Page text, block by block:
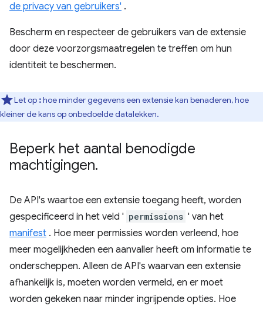
de privacy van gebruikers' .
Bescherm en respecteer de gebruikers van de extensie
door deze voorzorgsmaatregelen te treffen om hun
identiteit te beschermen.
Let op :hoe minder gegevens een extensie kan benaderen, hoe
kleiner de kans op onbedoelde datalekken.
Beperk het aantal benodigde
machtigingen.
De API's waartoe een extensie toegang heeft, worden
gespecificeerd in het veld ' permissions ' van het
manifest . Hoe meer permissies worden verleend, hoe
meer mogelijkheden een aanvaller heeft om informatie te
onderscheppen. Alleen de API's waarvan een extensie
afhankelijk is, moeten worden vermeld, en er moet
worden gekeken naar minder ingrijpende opties. Hoe